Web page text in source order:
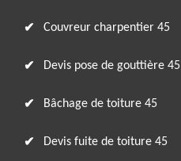
Couvreur charpentier 45
Devis pose de gouttière 45
Bâchage de toiture 45
Devis fuite de toiture 45